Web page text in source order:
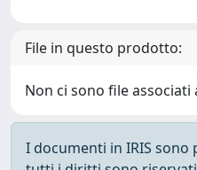
File in questo prodotto:
Non ci sono file
I documenti in IRIS